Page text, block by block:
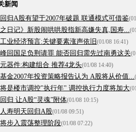
新闻
归A股有望于2007年破题 联通模式可借鉴
之日记》新股闹哄哄股指新高嫌失真,国寿...
业经济预言:关键要素涨声依旧(01/08 16:41)
回国足负荆请罪 能否回归需先过南勇这关
器件:构建组合 推荐4龙头(01/08 14:40)
金2007年投资策略报告认为 A股将从价值...
是楼市调控"执行年" 调控执行力度将加大
归 让A股“灵魂”附体(01/08 10:15)
寿明天回归A股(01/08 09:51)
步入震荡整理阶段(01/08 07:22)